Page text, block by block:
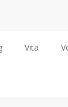
Vita